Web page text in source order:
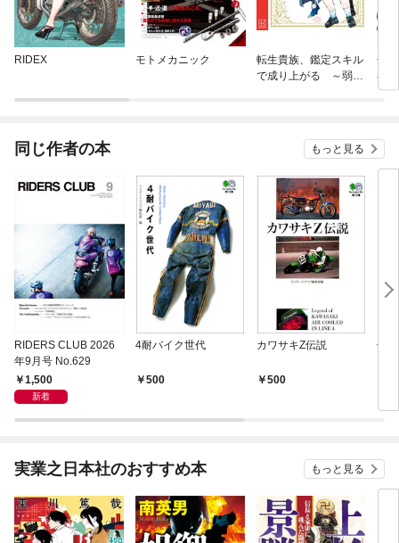
RIDEX モトメカニック
転生貴族、鑑定スキル
で成り上がる ～弱小
になってた～
金
者
ユ
同じ作者の本 もっと見る
RIDERS CLUB 2026
年9月号 No.629
1,500
新着
4耐バイク世代
500
カワサキZ伝説
500
伝
実業之日本社のおすすめ本 もっと見る